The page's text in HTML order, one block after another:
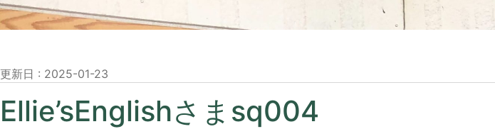
更新日 : 2025-01-23
Ellie’sEnglishさまsq004